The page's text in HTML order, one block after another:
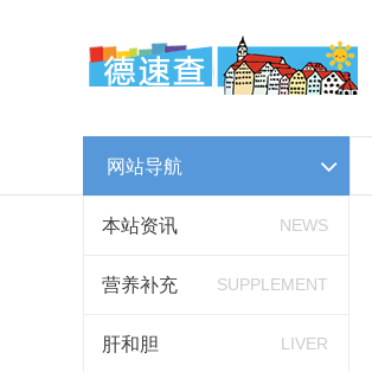
网站导航
本站资讯 NEWS
营养补充 SUPPLEMENT
肝和胆 LIVER